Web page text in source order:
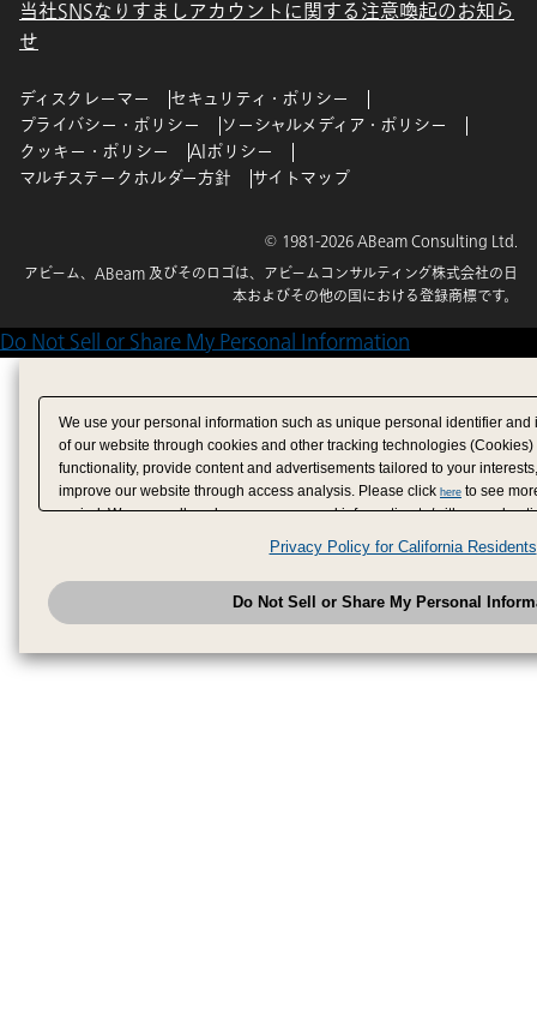
当社SNSなりすましアカウントに関する注意喚起のお知ら
せ
ディスクレーマー
セキュリティ・ポリシー
プライバシー・ポリシー
ソーシャルメディア・ポリシー
クッキー・ポリシー
AIポリシー
マルチステークホルダー方針
サイトマップ
© 1981-2026 ABeam Consulting Ltd.
アビーム、ABeam 及びそのロゴは、アビームコンサルティング株式会社の日
本およびその他の国における登録商標です。
Do Not Sell or Share My Personal Information
We use your personal information such as unique personal identifier
of our website through cookies and other tracking technologies
functionality, provide content and advertisements tailored to your
improve our website through access analysis. Please click here to see
period. We may sell or share your personal information to/with our
have provided to them or that they have collected from your use of their
analyze and optimize advertisements delivered to you by businesses
have the right to opt out of sale or share of your personal information by
to exercise your right. If we have detected an opt-out
honored.Change your sell or share preference
Privacy Policy for California Residents
Do Not Sell or Share My Personal